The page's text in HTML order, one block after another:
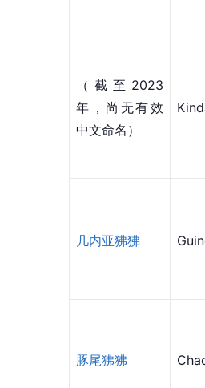
（截至2023
年，尚无有效
中文命名）
几内亚狒狒
豚尾狒狒